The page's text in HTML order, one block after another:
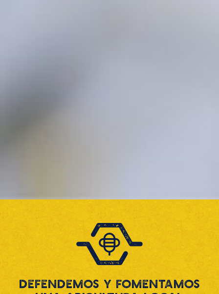
Defendemos y fomentamos